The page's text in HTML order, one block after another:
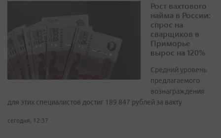
Рост вахтового
найма в России:
спрос на
сварщиков в
Приморье
вырос на 120%
Средний уровень
предлагаемого
вознаграждения
для этих специалистов достиг 189 847 рублей за вахту
сегодня, 12:37